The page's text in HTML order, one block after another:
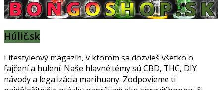
Húlič.sk
Lifestyleový magazín, v ktorom sa dozvieš všetko o
fajčení a hulení. Naše hlavné témy sú CBD, THC, DIY
návody a legalizácia marihuany. Zodpovieme ti